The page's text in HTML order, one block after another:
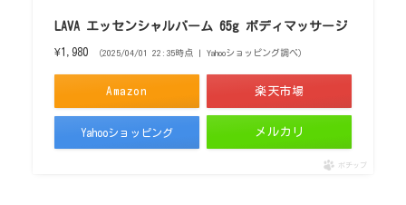
LAVA エッセンシャルバーム 65g ボディマッサージ
¥1,980 （2025/04/01 22:35時点 | Yahooショッピング調べ）
Amazon 楽天市場
Yahooショッピング メルカリ
ポチップ